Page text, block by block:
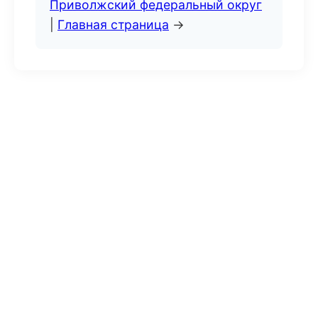
Приволжский федеральный округ
Главная страница →